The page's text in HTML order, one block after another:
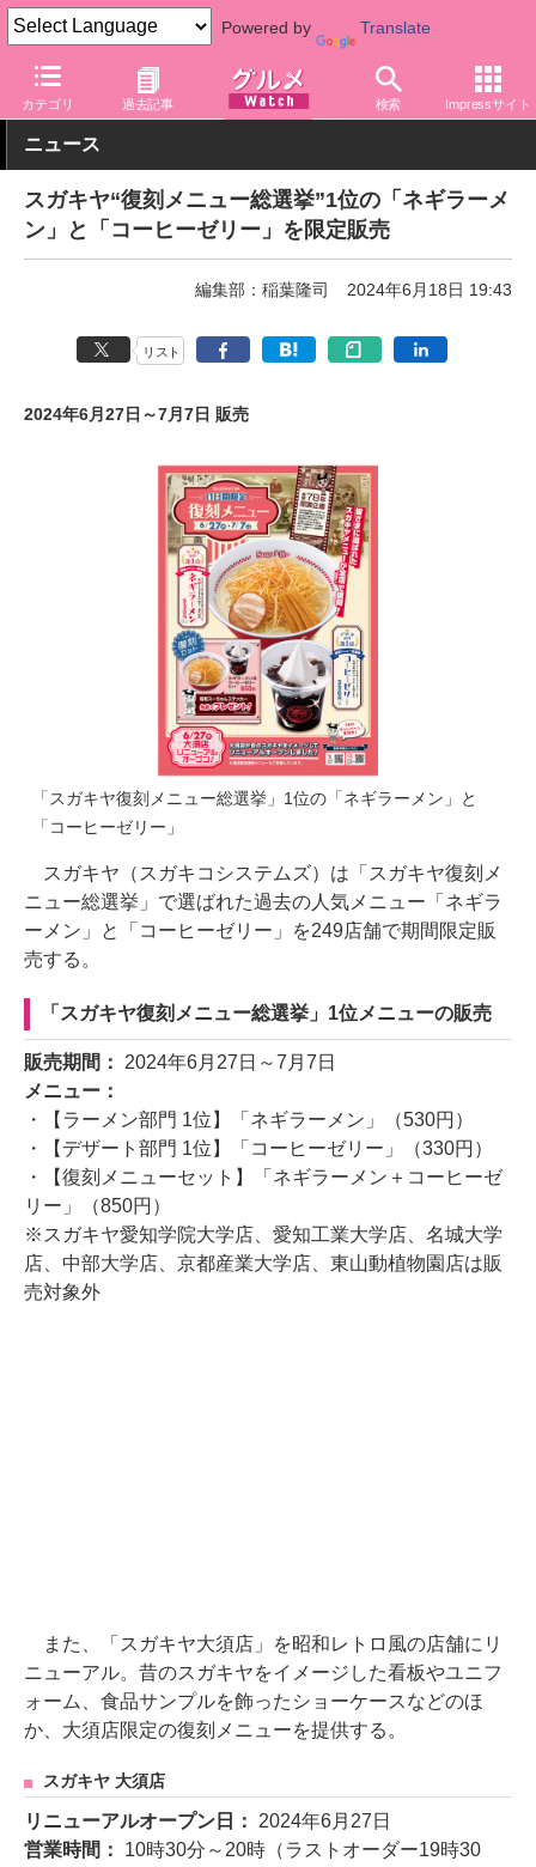
Powered by Translate
カテゴリ 過去記事 検索 Impressサイト
グルメ Watch 店舗
ニュース
スガキヤ“復刻メニュー総選挙”1位の「ネギラーメ
ン」と「コーヒーゼリー」を限定販売
編集部：稲葉隆司 2024年6月18日 19:43
リスト
2024年6月27日～7月7日 販売
「スガキヤ復刻メニュー総選挙」1位の「ネギラーメン」と
「コーヒーゼリー」
スガキヤ（スガキコシステムズ）は「スガキヤ復刻メ
ニュー総選挙」で選ばれた過去の人気メニュー「ネギラ
ーメン」と「コーヒーゼリー」を249店舗で期間限定販
売する。
「スガキヤ復刻メニュー総選挙」1位メニューの販売
販売期間： 2024年6月27日～7月7日
メニュー：
・【ラーメン部門 1位】「ネギラーメン」（530円）
・【デザート部門 1位】「コーヒーゼリー」（330円）
・【復刻メニューセット】「ネギラーメン＋コーヒーゼ
リー」（850円）
※スガキヤ愛知学院大学店、愛知工業大学店、名城大学
店、中部大学店、京都産業大学店、東山動植物園店は販
売対象外
また、「スガキヤ大須店」を昭和レトロ風の店舗にリ
ニューアル。昔のスガキヤをイメージした看板やユニフ
ォーム、食品サンプルを飾ったショーケースなどのほ
か、大須店限定の復刻メニューを提供する。
スガキヤ 大須店
リニューアルオープン日： 2024年6月27日
営業時間： 10時30分～20時（ラストオーダー19時30